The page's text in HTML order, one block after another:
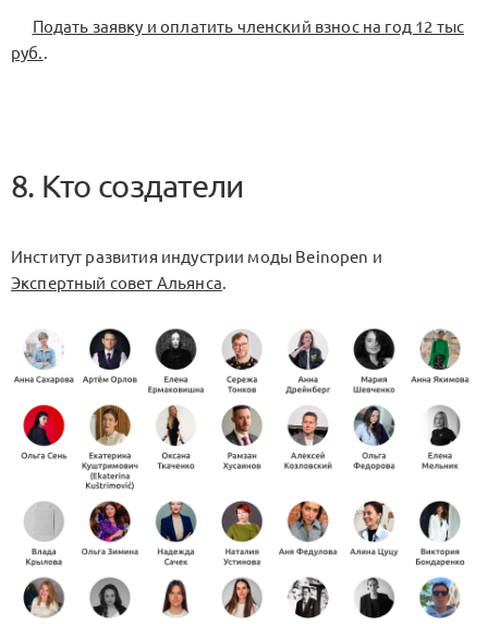
Подать заявку и оплатить членский взнос на год 12 тыс
руб..
8. Кто создатели
Институт развития индустрии моды Beinopen и
Экспертный совет Альянса.